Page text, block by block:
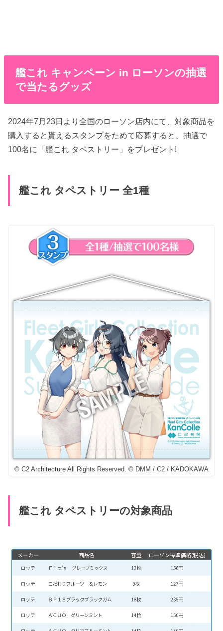
艦これ キャンペーン in ローソンの抽選
で当たるグッズ
2024年7月23日より全国のローソン店内にて、対象商品を
購入すると貰えるスタンプをためて応募すると、抽選で
100名に「艦これ タペストリー」をプレゼント!
艦これ タペストリー 全1種
© C2 Architecture All Rights Reserved. © DMM / C2 / KADOKAWA
艦これ タペストリーの対象商品